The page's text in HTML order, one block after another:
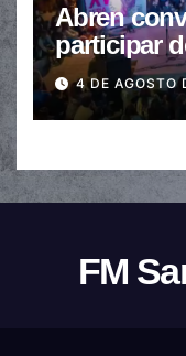
Abren
participar
de Salta
4 DE AGOSTO
FM